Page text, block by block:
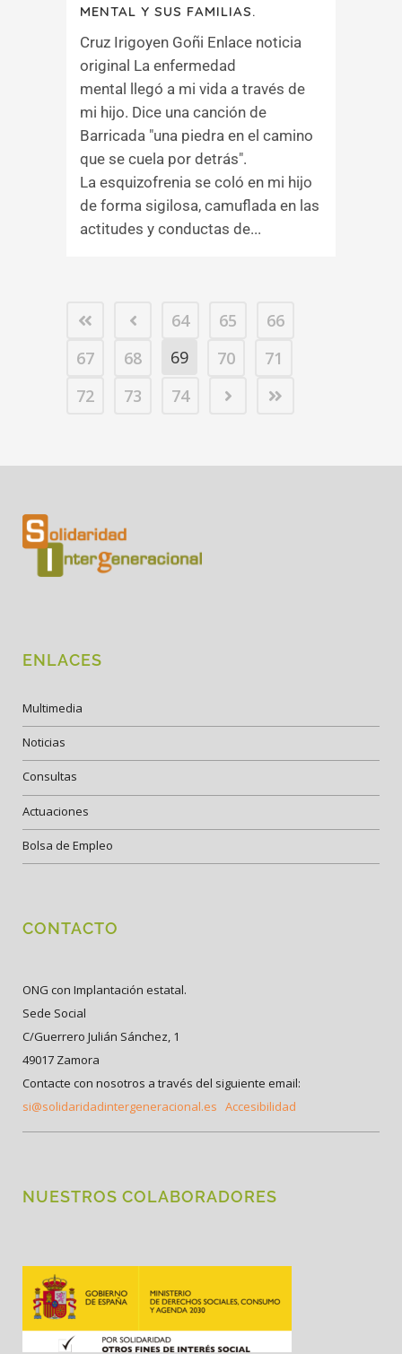
MENTAL Y SUS FAMILIAS.
Cruz Irigoyen Goñi Enlace noticia
original La enfermedad
mental llegó a mi vida a través de
mi hijo. Dice una canción de
Barricada "una piedra en el camino
que se cuela por detrás".
La esquizofrenia se coló en mi hijo
de forma sigilosa, camuflada en las
actitudes y conductas de...
64 65
66
67
68 69 70
71
72
73 74
ENLACES
Multimedia
Noticias
Consultas
Actuaciones
Bolsa de Empleo
CONTACTO
ONG con Implantación estatal.
Sede Social
C/Guerrero Julián Sánchez, 1
49017 Zamora
Contacte con nosotros a través del siguiente email:
si@solidaridadintergeneracional.es Accesibilidad
NUESTROS COLABORADORES